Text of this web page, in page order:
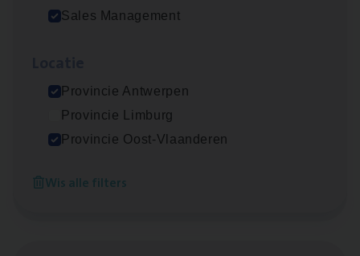
Sales Management
Provincie Antwerpen
Provincie Limburg
Provincie Oost-Vlaanderen
Wis alle filters
Cor­po­ra­te Insu­ran­ce Bro­ker Property
Insu­ran­ce Bro­kerKMO
Antwerpen